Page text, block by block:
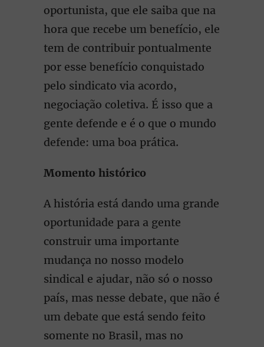
oportunista, que ele saiba que na
hora que recebe um benefício, ele
tem de contribuir pontualmente
por esse benefício conquistado
pelo sindicato via acordo,
negociação coletiva. É isso que a
gente defende e é o que o mundo
defende: uma boa prática.
Momento histórico
A história está dando uma grande
oportunidade para a gente
construir uma importante
mudança no nosso modelo
sindical e ajudar, não só o nosso
país, mas nesse debate, que não é
um debate que está sendo feito
somente no Brasil, mas no